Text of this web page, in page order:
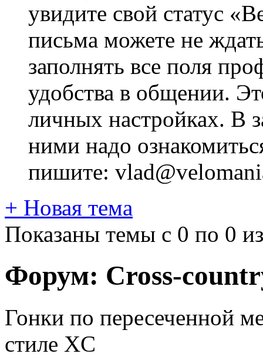
увидите свой статус
письма можете не
заполнять все поля
удобства в общении.
личных настройках. В
ними надо
пишите:
+ Новая тема
Показаны темы с 0 по 0
Форум: Cross-
Гонки по пересеченной
стиле XC